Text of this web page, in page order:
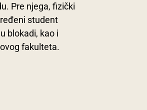
Pre njega, fizički
student
blokadi, kao i
fakulteta.